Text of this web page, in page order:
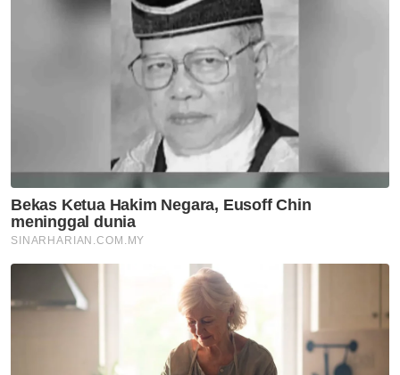
Kembara Sdn Bhd, Goh Gaik Ewe (ibu
kepada Low Taek Jho), Roger Ng Chong
Hwa (bekas pegawai bank Goldman Sachs)
dan isteri Lim Hwee Bin, Kee Kok Thiam, Tan
Vern Tact dan Geh Choh Hun sebagai
responden pertama hingga ke-18.
Antara barangan yang disita itu ialah 52 beg
tangan pelbagai jenama, 10 utas jam tangan
pelbagai jenama, wang tunai berjumlah
RM537,000, Pound Sterling 2,700, Rupee Sri
Lanka 2,870,000, wang lama Ringgit Malaysia
RM187,750, Pound Sterling 320,500, Rupiah
13,177,00, AS$100, Hryvnies (Ukraine) 376,
Euro 20, France 50, South African 10 Rand,
Singapore Dollar 40, Riyal 531, Phillipines